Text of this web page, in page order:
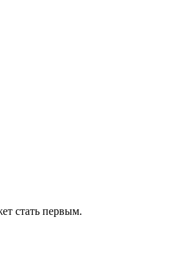
стать первым.